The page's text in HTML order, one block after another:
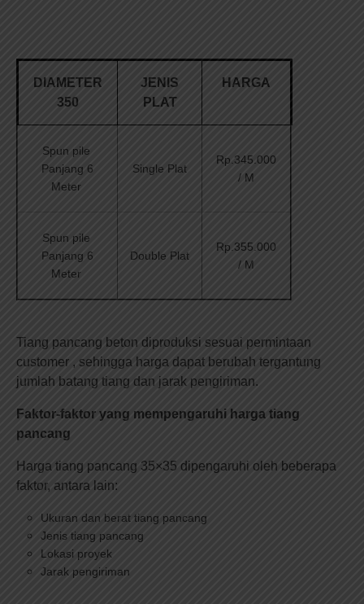
DIAMETER
350
JENIS
PLAT
HARGA
Spun pile
Panjang 6
Meter
Single Plat
Rp.345.000
/ M
Spun pile
Panjang 6
Meter
Double Plat
Rp.355.000
/ M
Tiang pancang beton diproduksi sesuai permintaan
customer , sehingga harga dapat berubah tergantung
jumlah batang tiang dan jarak pengiriman.
Faktor-faktor yang mempengaruhi harga tiang
pancang
Harga tiang pancang 35×35 dipengaruhi oleh beberapa
faktor, antara lain:
Ukuran dan berat tiang pancang
Jenis tiang pancang
Lokasi proyek
Jarak pengiriman